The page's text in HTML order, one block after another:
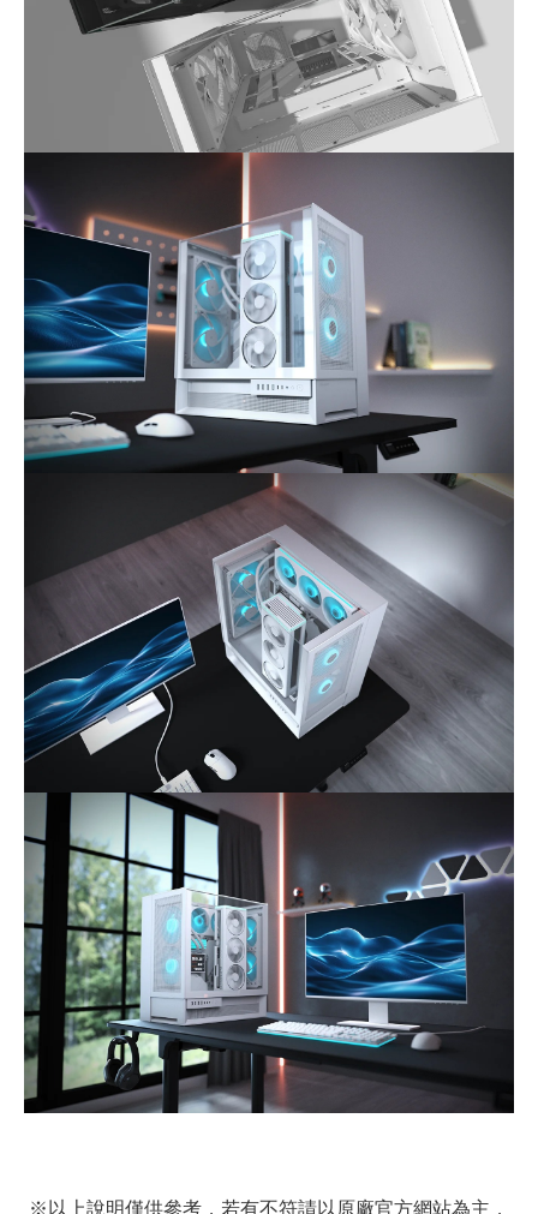
※以上說明僅供參考，若有不符請以原廠官方網站為主，